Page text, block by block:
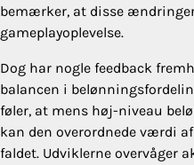
bemærker, at disse
gameplayoplevelse.
Dog har nogle feedback
balancen i
føler, at mens høj-niveau
kan den overordnede værdi
faldet. Udviklerne overvåger